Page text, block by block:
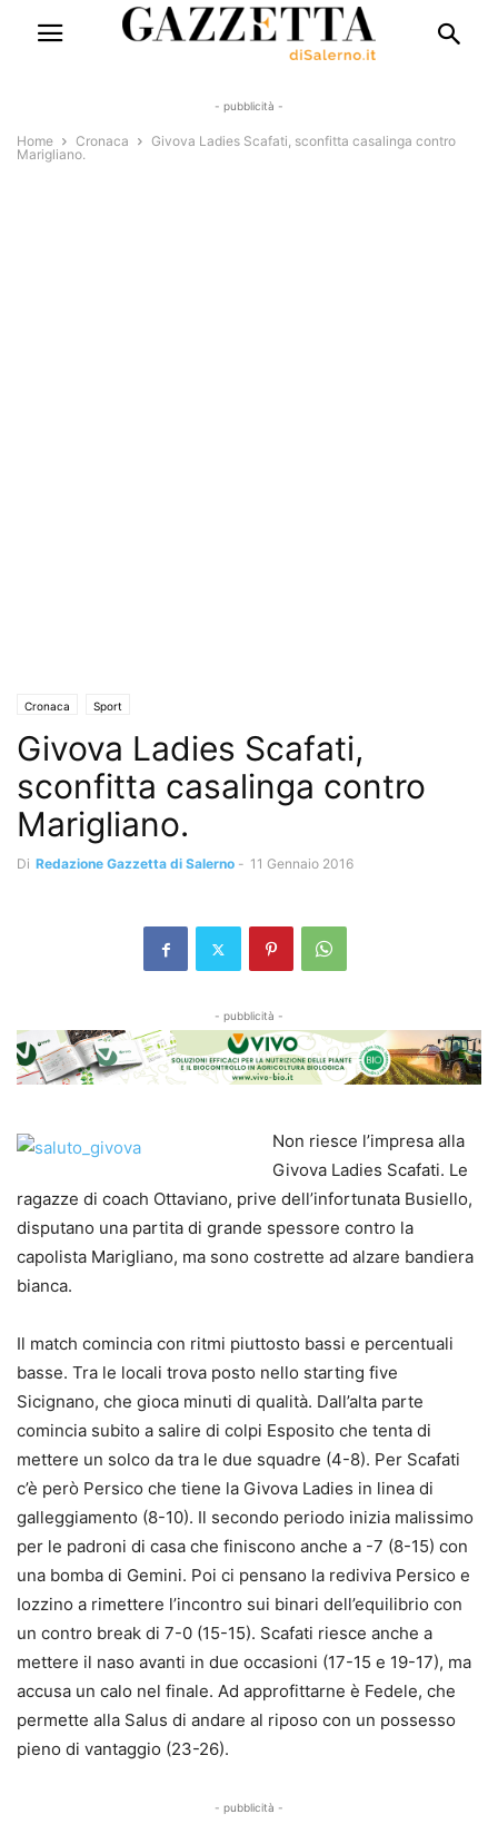
- pubblicità -
Home Cronaca
Givova Ladies Scafati, sconfitta casalinga contro
Marigliano.
Cronaca Sport
Givova Ladies Scafati,
sconfitta casalinga contro
Marigliano.
Di Redazione Gazzetta di Salerno - 11 Gennaio 2016
- pubblicità -
Non riesce l’impresa alla
Givova Ladies Scafati. Le
ragazze di coach Ottaviano, prive dell’infortunata Busiello,
disputano una partita di grande spessore contro la
capolista Marigliano, ma sono costrette ad alzare bandiera
bianca.
Il match comincia con ritmi piuttosto bassi e percentuali
basse. Tra le locali trova posto nello starting five
Sicignano, che gioca minuti di qualità. Dall’alta parte
comincia subito a salire di colpi Esposito che tenta di
mettere un solco da tra le due squadre (4-8). Per Scafati
c’è però Persico che tiene la Givova Ladies in linea di
galleggiamento (8-10). Il secondo periodo inizia malissimo
per le padroni di casa che finiscono anche a -7 (8-15) con
una bomba di Gemini. Poi ci pensano la rediviva Persico e
Iozzino a rimettere l’incontro sui binari dell’equilibrio con
un contro break di 7-0 (15-15). Scafati riesce anche a
mettere il naso avanti in due occasioni (17-15 e 19-17), ma
accusa un calo nel finale. Ad approfittarne è Fedele, che
permette alla Salus di andare al riposo con un possesso
pieno di vantaggio (23-26).
- pubblicità -